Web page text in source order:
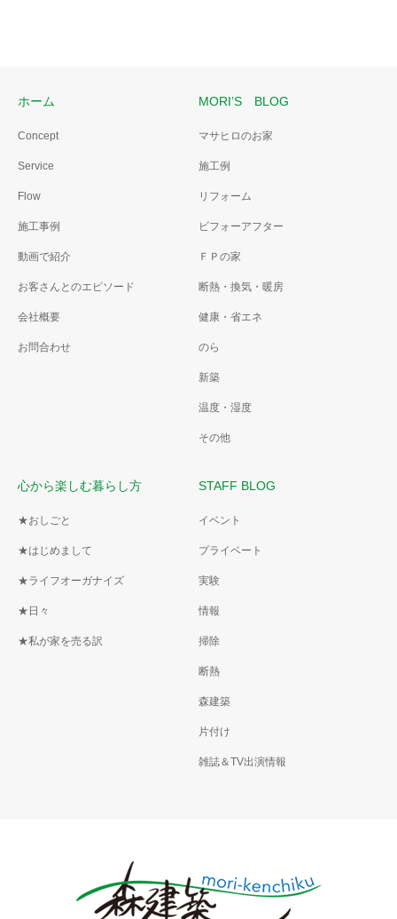
ホーム
Concept
Service
Flow
施工事例
動画で紹介
お客さんとのエピソード
会社概要
お問合わせ
MORI’S BLOG
マサヒロのお家
施工例
リフォーム
ビフォーアフター
ＦＰの家
断熱・換気・暖房
健康・省エネ
のら
新築
温度・湿度
その他
心から楽しむ暮らし方
★おしごと
★はじめまして
★ライフオーガナイズ
★日々
★私が家を売る訳
STAFF BLOG
イベント
プライベート
実験
情報
掃除
断熱
森建築
片付け
雑誌＆TV出演情報